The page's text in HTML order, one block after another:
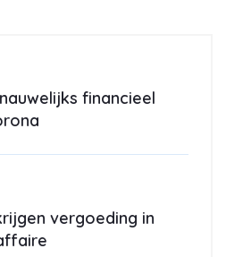
financieel
vergoeding in